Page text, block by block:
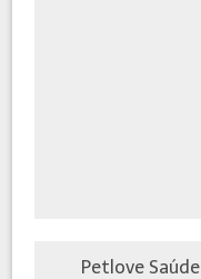
Petlove Saúde